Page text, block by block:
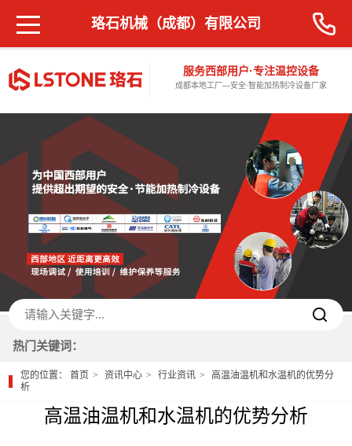
服务西部用户·专注温控设备
成都本地工厂—安全·智能加热制冷设备厂家
珞石机械（成都）有限公司
热门关键词：
您的位置：首页 资讯中心 行业资讯
高温油温机和水温机的优势分
析
高温油温机和水温机的优势分析